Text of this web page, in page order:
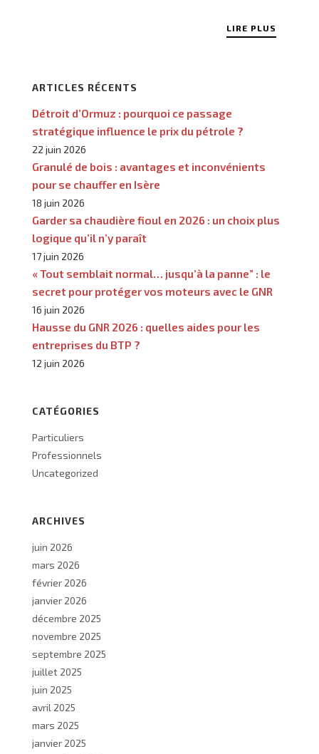
LIRE PLUS
ARTICLES RÉCENTS
Détroit d’Ormuz : pourquoi ce passage
stratégique influence le prix du pétrole ?
22 juin 2026
Granulé de bois : avantages et inconvénients
pour se chauffer en Isère
18 juin 2026
Garder sa chaudière fioul en 2026 : un choix plus
logique qu’il n’y paraît
17 juin 2026
« Tout semblait normal… jusqu’à la panne” : le
secret pour protéger vos moteurs avec le GNR
16 juin 2026
Hausse du GNR 2026 : quelles aides pour les
entreprises du BTP ?
12 juin 2026
CATÉGORIES
Particuliers
Professionnels
Uncategorized
ARCHIVES
juin 2026
mars 2026
février 2026
janvier 2026
décembre 2025
novembre 2025
septembre 2025
juillet 2025
juin 2025
avril 2025
mars 2025
janvier 2025